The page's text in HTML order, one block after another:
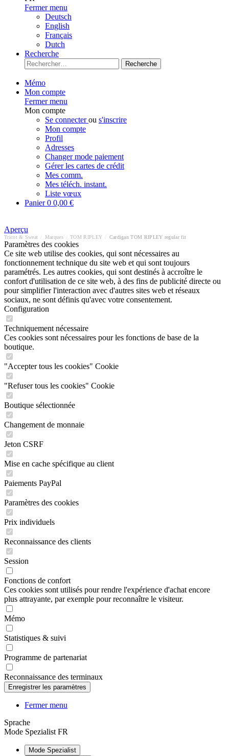
Fermer menu
Deutsch
English
Français
Dutch
Recherche
Recherche
Mémo
Mon compte
Fermer menu
Mon compte
Se connecterou s'inscrire
Mon compte
Profil
Adresses
Changer mode paiement
Gérer les cartes de crédit
Mes comm.
Mes téléch. instant.
Liste vœux
Panier0 0,00 €
Aperçu
Tricot & Sweat Marques TOM RIPLEY Cardigan TOM RIPLEY regular fit
Paramètres des cookies
Ce site web utilise des cookies, qui sont nécessaires au
fonctionnement technique du site web et qui sont toujours
paramétrés. Les autres cookies, qui sont destinés à accroître le
confort d'utilisation de ce site web, à des fins de publicité directe ou
pour simplifier l'interaction avec d'autres sites web et réseaux
sociaux, ne sont définis qu'avec votre consentement.
Configuration
Techniquement nécessaire
Ces cookies sont nécessaires pour les fonctions de base de la
boutique.
"Accepter tous les cookies" Cookie
"Refuser tous les cookies" Cookie
Boutique sélectionnée
Changement de monnaie
Jeton CSRF
Mise en cache spécifique au client
Paiements PayPal
Paramètres des cookies
Prix individuels
Reconnaissance des clients
Session
Fonctions de confort
Ces cookies sont utilisés pour rendre l'expérience d'achat encore
plus attrayante, par exemple pour reconnaître le visiteur.
Mémo
Statistiques & suivi
Programme de partenariat
Reconnaissance des terminaux
Fermer menu
Sprache
Mode Spezialist FR
Mode Spezialist